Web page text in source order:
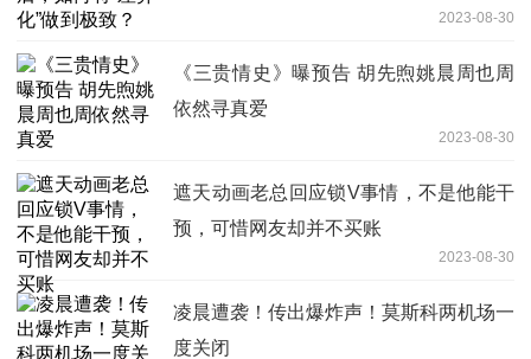
2023-08-30
《三贵情史》曝预告 胡先煦姚晨周也周
依然寻真爱
2023-08-30
遮天动画老总回应锁V事情，不是他能干
预，可惜网友却并不买账
2023-08-30
凌晨遭袭！传出爆炸声！莫斯科两机场一
度关闭